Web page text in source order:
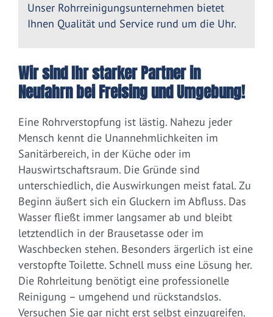
Unser Rohrreinigungsunternehmen bietet
Ihnen Qualität und Service rund um die Uhr.
Wir sind Ihr starker Partner in
Neufahrn bei Freising und Umgebung!
Eine Rohrverstopfung ist lästig. Nahezu jeder
Mensch kennt die Unannehmlichkeiten im
Sanitärbereich, in der Küche oder im
Hauswirtschaftsraum. Die Gründe sind
unterschiedlich, die Auswirkungen meist fatal. Zu
Beginn äußert sich ein Gluckern im Abfluss. Das
Wasser fließt immer langsamer ab und bleibt
letztendlich in der Brausetasse oder im
Waschbecken stehen. Besonders ärgerlich ist eine
verstopfte Toilette. Schnell muss eine Lösung her.
Die Rohrleitung benötigt eine professionelle
Reinigung – umgehend und rückstandslos.
Versuchen Sie gar nicht erst selbst einzugreifen.